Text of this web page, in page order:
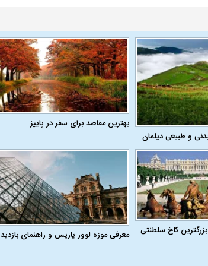
و طبیعی دیلمان
بهترین مقاصد برای سفر در پاییز
کاخ سلطنتی
معرفی موزه لوور پاریس و راهنمای بازدید
نگرانی من،
مردم است
ببینید| عراقچی: تعیین مسیر جدید
دریایی میان ایران و عمان به معنای باز